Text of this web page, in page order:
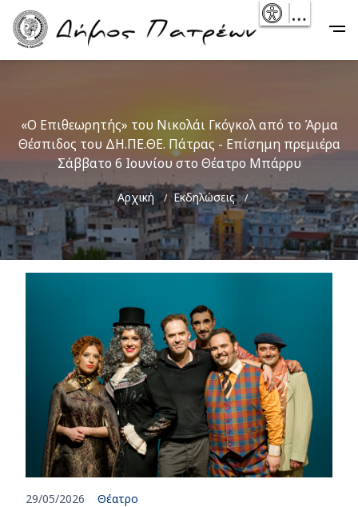
Skip
main
Main
navigation
«Ο Επιθεωρητής» του Νικολάι Γκόγκολ από το Άρμα
Θέσπιδος του ΔΗ.ΠΕ.ΘΕ. Πάτρας - Επίσημη πρεμιέρα
Σάββατο 6 Ιουνίου στο Θέατρο Μπάρρυ
Breadcrumb
Αρχική Εκδηλώσεις
29/05/2026 Θέατρο